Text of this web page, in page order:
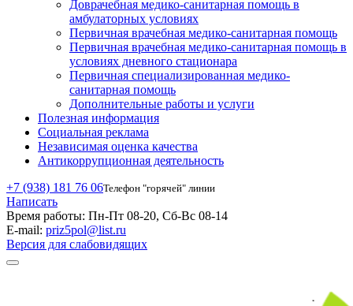
Доврачебная медико-санитарная помощь в
амбулаторных условиях
Первичная врачебная медико-санитарная помощь
Первичная врачебная медико-санитарная помощь в
условиях дневного стационара
Первичная специализированная медико-
санитарная помощь
Дополнительные работы и услуги
Полезная информация
Социальная реклама
Независимая оценка качества
Антикоррупционная деятельность
+7 (938) 181 76 06Телефон "горячей" линии
Написать
Время работы: Пн-Пт 08-20, Сб-Вс 08-14
E-mail: priz5pol@list.ru
Версия для слабовидящих